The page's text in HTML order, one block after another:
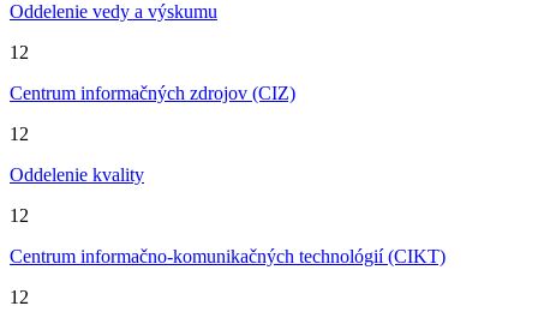
Oddelenie vedy a výskumu
12
Centrum informačných zdrojov (CIZ)
12
Oddelenie kvality
12
Centrum informačno-komunikačných technológií (CIKT)
12